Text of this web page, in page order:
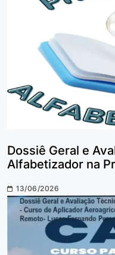
Dossiê Geral e
Alfabetizador na
13/06/2026